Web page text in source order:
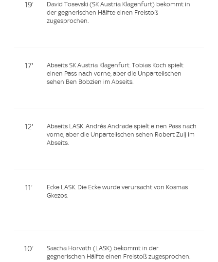
19'
David Tosevski (SK Austria Klagenfurt) bekommt in
der gegnerischen Hälfte einen Freistoß
zugesprochen.
17'
Abseits SK Austria Klagenfurt. Tobias Koch spielt
einen Pass nach vorne, aber die Unparteiischen
sehen Ben Bobzien im Abseits.
12'
Abseits LASK. Andrés Andrade spielt einen Pass nach
vorne, aber die Unparteiischen sehen Robert Zulj im
Abseits.
11'
Ecke LASK. Die Ecke wurde verursacht von Kosmas
Gkezos.
10'
Sascha Horvath (LASK) bekommt in der
gegnerischen Hälfte einen Freistoß zugesprochen.